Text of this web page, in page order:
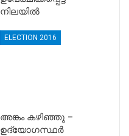
നിലയില്‍
ELECTION 2016
അങ്കം കഴിഞ്ഞു –
ഉദ്യോഗസ്ഥര്‍